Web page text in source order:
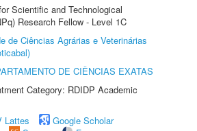
Scientific and Technological
Research Fellow - Level 1C
de Ciências Agrárias e Veterinárias
DE CIÊNCIAS EXATAS
Category: RDIDP Academic
Lattes
Google Scholar